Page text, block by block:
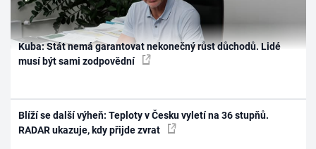
Kuba: Stát nemá garantovat nekonečný růst důchodů. Lidé
musí být sami zodpovědní
Blíží se další výheň: Teploty v Česku vyletí na 36 stupňů.
RADAR ukazuje, kdy přijde zvrat